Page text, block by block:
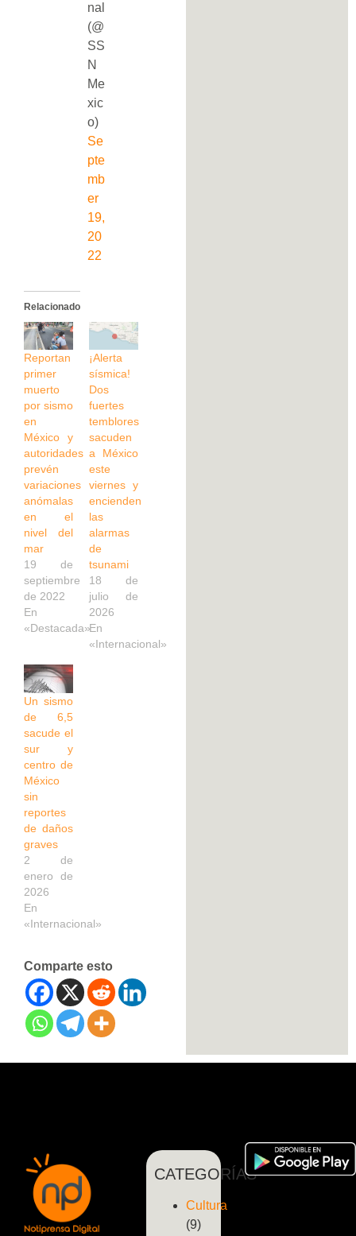
nal
(@
SS
N
Me
xic
o)
Se
pte
mb
er
19,
20
22
Relacionado
Reportan
primer
muerto
por sismo
en
México y
autoridades
prevén
variaciones
anómalas
en el
nivel del
mar
19 de
septiembre
de 2022
En
«Destacada»
¡Alerta
sísmica!
Dos
fuertes
temblores
sacuden
a México
este
viernes y
encienden
las
alarmas
de
tsunami
18 de
julio de
2026
En
«Internacional»
Un sismo
de 6,5
sacude el
sur y
centro de
México
sin
reportes
de daños
graves
2 de
enero de
2026
En
«Internacional»
Comparte esto
CATEGORÍAS
Cultura
(9)